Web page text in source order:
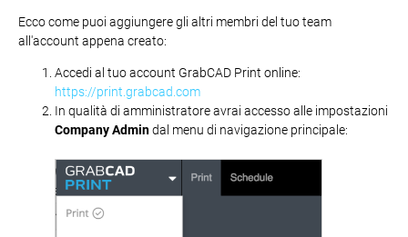
Ecco come puoi aggiungere gli altri membri del tuo team
all'account appena creato:
Accedi al tuo account GrabCAD Print online:
https://print.grabcad.com
In qualità di amministratore avrai accesso alle impostazioni
Company Admindal menu di navigazione principale: